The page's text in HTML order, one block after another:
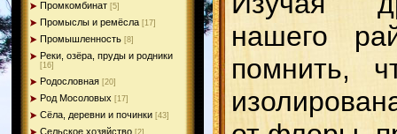
Промкомбинат [5]
Промыслы и ремёсла [17]
Промышленность [8]
Реки, озёра, пруды и родники
[16]
Родословная [20]
Род Мосоловых [17]
Сёла, деревни и починки [43]
Сельское хозяйство [2]
нашего
помнить,